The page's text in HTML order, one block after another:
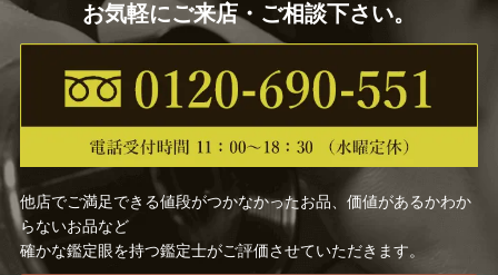
お気軽にご来店・ご相談下さい。
他店でご満足できる値段がつかなかったお品、価値があるかわか
らないお品など
確かな鑑定眼を持つ鑑定士がご評価させていただきます。